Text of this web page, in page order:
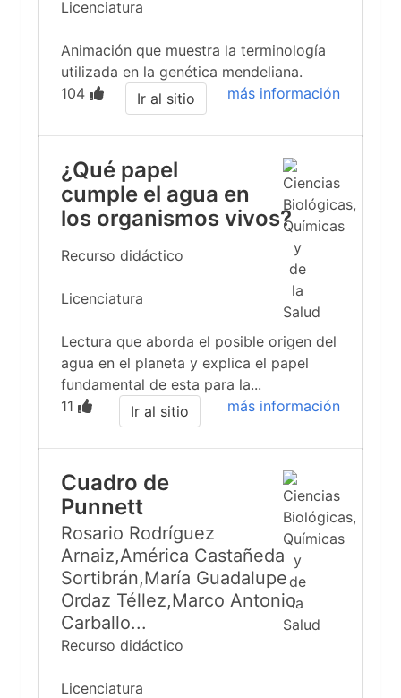
Licenciatura
Animación que muestra la terminología
utilizada en la genética mendeliana.
104
más información
Ir al sitio
¿Qué papel
cumple el agua en
los organismos vivos?
Recurso didáctico
Licenciatura
Lectura que aborda el posible origen del
agua en el planeta y explica el papel
fundamental de esta para la...
11
más información
Ir al sitio
Cuadro de
Punnett
Rosario Rodríguez
Arnaiz,América Castañeda
Sortibrán,María Guadalupe
Ordaz Téllez,Marco Antonio
Carballo...
Recurso didáctico
Licenciatura